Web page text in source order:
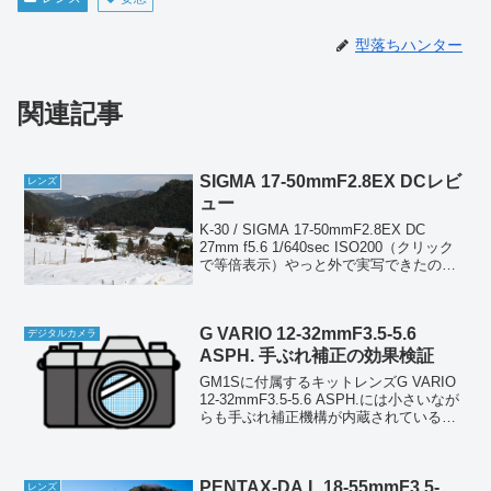
型落ちハンター
関連記事
レンズ
SIGMA 17-50mmF2.8EX DCレビ
ュー
K-30 / SIGMA 17-50mmF2.8EX DC
27mm f5.6 1/640sec ISO200（クリック
で等倍表示）やっと外で実写できたので
デジタルカメラ
G VARIO 12-32mmF3.5-5.6
ASPH. 手ぶれ補正の効果検証
GM1Sに付属するキットレンズG VARIO
12-32mmF3.5-5.6 ASPH.には小さいなが
らも手ぶれ補正機構が内蔵されている。
レンズ PENTAX-DA L 18-55mmF3.5-